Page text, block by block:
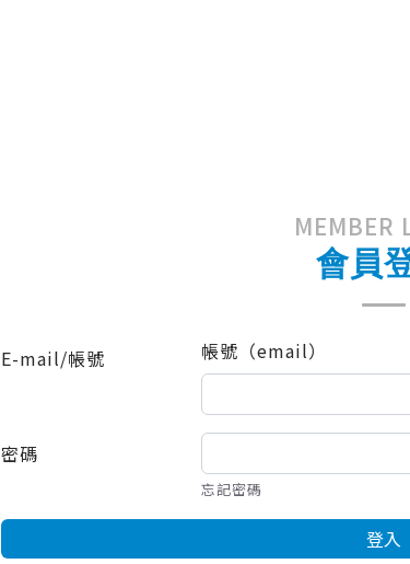
MEMBER
會員
E-mail/帳號 帳號（email）
密碼
忘記密碼
登入